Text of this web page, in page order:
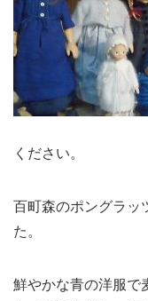
ください。
百町森のポングラッ
た。
鮮やかな青の洋服で